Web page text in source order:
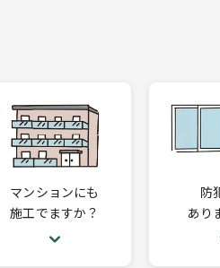
マンションにも
施工でますか？
防
あり